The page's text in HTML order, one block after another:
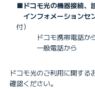
■ドコモ光の機器接続、
インフォメーションセ
付）
ドコモ携帯電話か
一般電話か
ドコモ光のご利用に関する
確認ください。